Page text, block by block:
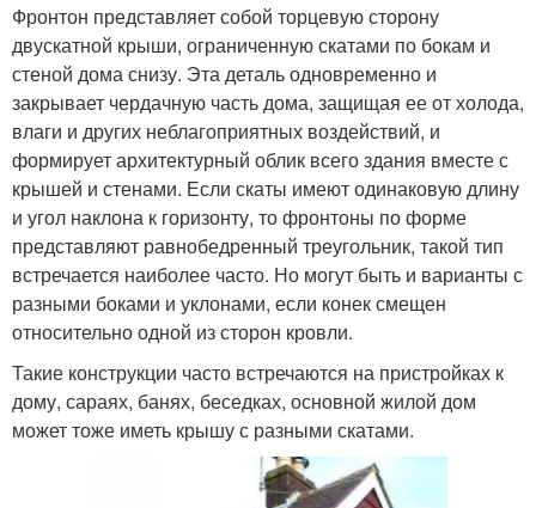
Фронтон представляет собой торцевую сторону
двускатной крыши, ограниченную скатами по бокам и
стеной дома снизу. Эта деталь одновременно и
закрывает чердачную часть дома, защищая ее от холода,
влаги и других неблагоприятных воздействий, и
формирует архитектурный облик всего здания вместе с
крышей и стенами. Если скаты имеют одинаковую длину
и угол наклона к горизонту, то фронтоны по форме
представляют равнобедренный треугольник, такой тип
встречается наиболее часто. Но могут быть и варианты с
разными боками и уклонами, если конек смещен
относительно одной из сторон кровли.
Такие конструкции часто встречаются на пристройках к
дому, сараях, банях, беседках, основной жилой дом
может тоже иметь крышу с разными скатами.